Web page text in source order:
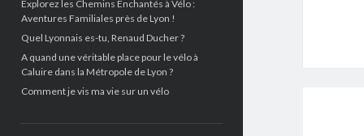
Explorez les Chemins Enchantés à Vélo :
Aventures Familiales près de Lyon !
Quel Lyonnais es-tu, Renaud Ducher ?
A quand une véritable place pour le vélo à
Caluire dans la Métropole de Lyon ?
Comment je vis ma vie sur un vélo